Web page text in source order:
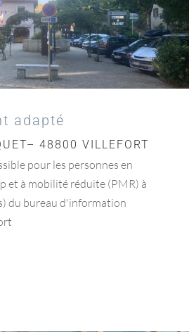
adapté
48800 VILLEFORT
pour les personnes en
et à mobilité réduite (PMR) à
du bureau d'information